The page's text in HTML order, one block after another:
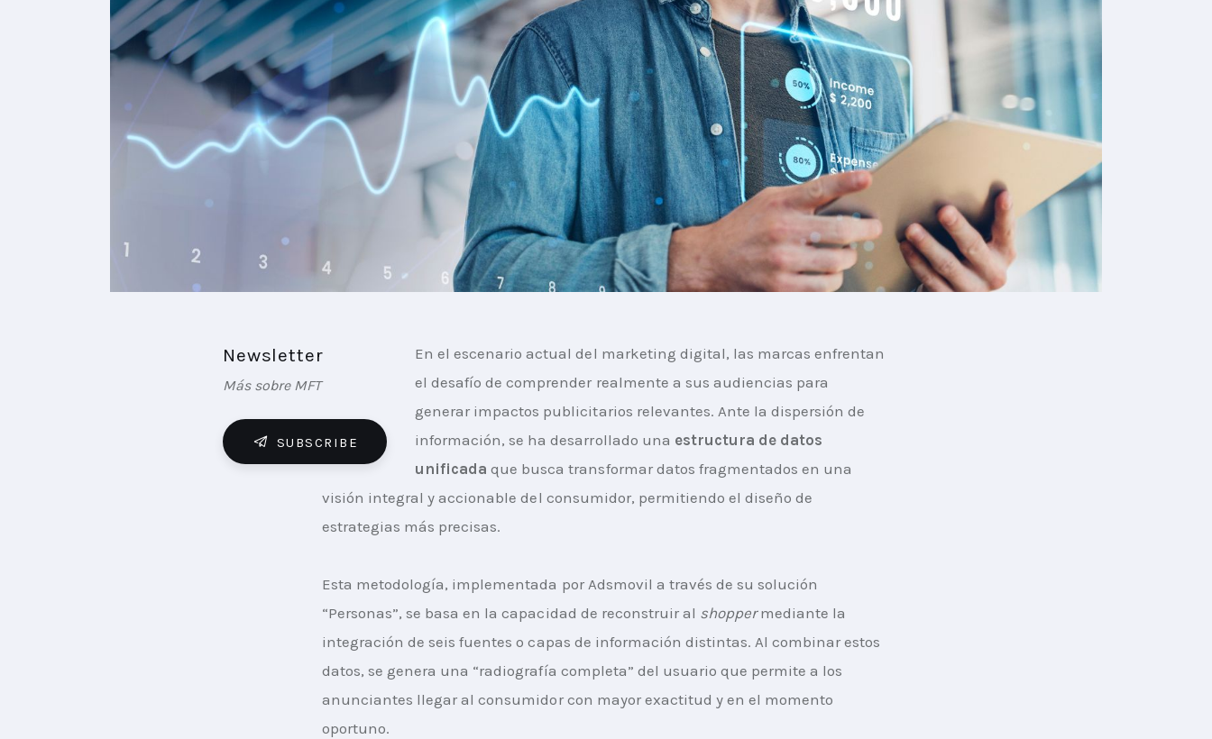
Newsletter
Más sobre MFT
SUBSCRIBE
En el escenario actual del marketing digital, las marcas enfrentan
el desafío de comprender realmente a sus audiencias para
generar impactos publicitarios relevantes. Ante la dispersión de
información, se ha desarrollado una estructura de datos
unificada que busca transformar datos fragmentados en una
visión integral y accionable del consumidor, permitiendo el diseño de
estrategias más precisas.
Esta metodología, implementada por Adsmovil a través de su solución
“Personas”, se basa en la capacidad de reconstruir al shopper mediante la
integración de seis fuentes o capas de información distintas. Al combinar estos
datos, se genera una “radiografía completa” del usuario que permite a los
anunciantes llegar al consumidor con mayor exactitud y en el momento
oportuno.